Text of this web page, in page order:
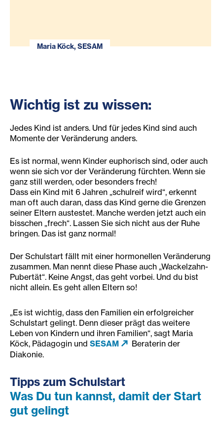
Maria Köck, SESAM
Wichtig ist zu wissen:
Jedes Kind ist anders. Und für jedes Kind sind auch
Momente der Veränderung anders.
Es ist normal, wenn Kinder euphorisch sind, oder auch
wenn sie sich vor der Veränderung fürchten. Wenn sie
ganz still werden, oder besonders frech!
Dass ein Kind mit 6 Jahren „schulreif wird“, erkennt
man oft auch daran, dass das Kind gerne die Grenzen
seiner Eltern austestet. Manche werden jetzt auch ein
bisschen „frech“. Lassen Sie sich nicht aus der Ruhe
bringen. Das ist ganz normal!
Der Schulstart fällt mit einer hormonellen Veränderung
zusammen. Man nennt diese Phase auch „Wackelzahn-
Pubertät“. Keine Angst, das geht vorbei. Und du bist
nicht allein. Es geht allen Eltern so!
„Es ist wichtig, dass den Familien ein erfolgreicher
Schulstart gelingt. Denn dieser prägt das weitere
Leben von Kindern und ihren Familien“, sagt Maria
Köck, Pädagogin und SESAM
Beraterin der
Diakonie.
Tipps zum Schulstart
Was Du tun kannst, damit der Start
gut gelingt